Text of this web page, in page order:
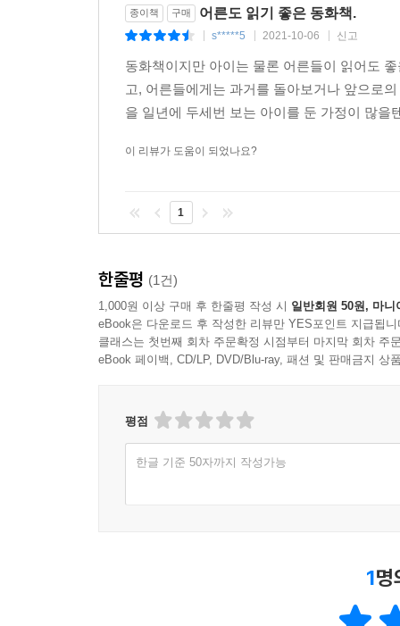
종이책 구매 어른도 읽기 좋은 동화책.
s*****5 2021-10-06 신고
동화책이지만 아이는 물론 어른들이 읽어도
고, 어른들에게는 과거를 돌아보거나 앞으로
을 일년에 두세번 보는 아이를 둔 가정이 많
이 리뷰가 도움이 되었나요?
1
한줄평 (1건)
1,000원 이상 구매 후 한줄평 작성 시 일반회원 50원, 마니
eBook은 다운로드 후 작성한 리뷰만 YES포인트 지급됩니
클래스는 첫번째 회차 주문확정 시점부터 마지막 회차 주
eBook 페이백, CD/LP, DVD/Blu-ray, 패션 및 판매금지 상
평점
한글 기준 50자까지 작성가능
1명